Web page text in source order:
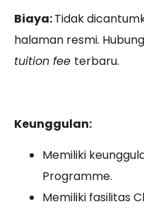
Biaya:Tidak
halaman resmi.
tuition fee terbaru.
Keunggulan:
Memiliki
Programme.
Memiliki fasilitas